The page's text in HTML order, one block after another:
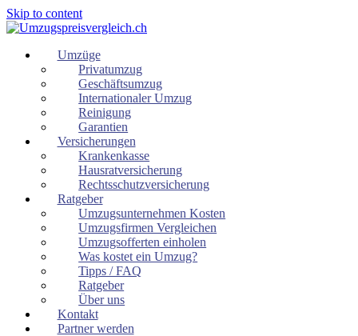
Skip to content
Umzüge
Privatumzug
Geschäftsumzug
Internationaler Umzug
Reinigung
Garantien
Versicherungen
Krankenkasse
Hausratversicherung
Rechtsschutzversicherung
Ratgeber
Umzugsunternehmen Kosten
Umzugsfirmen Vergleichen
Umzugsofferten einholen
Was kostet ein Umzug?
Tipps / FAQ
Ratgeber
Über uns
Kontakt
Partner werden